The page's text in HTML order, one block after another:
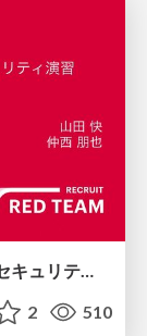
攻撃と防御で学ぶAI時代のプロダクトセキュリティ演習
2 510